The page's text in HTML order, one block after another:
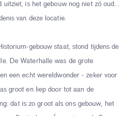
uitziet, is het gebouw nog niet zó oud...
van deze locatie.
gebouw staat, stond tijdens de
De Waterhalle was de grote
een echt wereldwonder - zeker voor
groot en liep door tot aan de
dat is zo groot als ons gebouw, het